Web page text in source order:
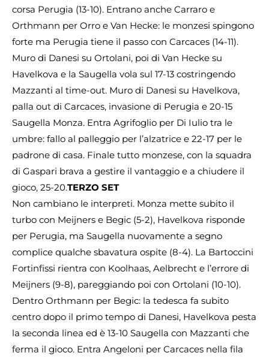
corsa Perugia (13-10). Entrano anche Carraro e
Orthmann per Orro e Van Hecke: le monzesi spingono
forte ma Perugia tiene il passo con Carcaces (14-11).
Muro di Danesi su Ortolani, poi di Van Hecke su
Havelkova e la Saugella vola sul 17-13 costringendo
Mazzanti al time-out. Muro di Danesi su Havelkova,
palla out di Carcaces, invasione di Perugia e 20-15
Saugella Monza. Entra Agrifoglio per Di Iulio tra le
umbre: fallo al palleggio per l’alzatrice e 22-17 per le
padrone di casa. Finale tutto monzese, con la squadra
di Gaspari brava a gestire il vantaggio e a chiudere il
gioco, 25-20.TERZO SET
Non cambiano le interpreti. Monza mette subito il
turbo con Meijners e Begic (5-2), Havelkova risponde
per Perugia, ma Saugella nuovamente a segno
complice qualche sbavatura ospite (8-4). La Bartoccini
Fortinfissi rientra con Koolhaas, Aelbrecht e l’errore di
Meijners (9-8), pareggiando poi con Ortolani (10-10).
Dentro Orthmann per Begic: la tedesca fa subito
centro dopo il primo tempo di Danesi, Havelkova pesta
la seconda linea ed è 13-10 Saugella con Mazzanti che
ferma il gioco. Entra Angeloni per Carcaces nella fila